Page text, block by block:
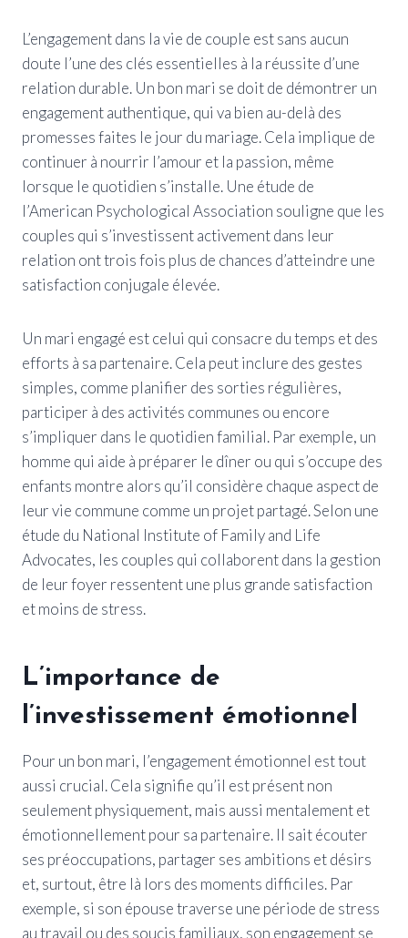
L’engagement dans la vie de couple est sans aucun
doute l’une des clés essentielles à la réussite d’une
relation durable. Un bon mari se doit de démontrer un
engagement authentique, qui va bien au-delà des
promesses faites le jour du mariage. Cela implique de
continuer à nourrir l’amour et la passion, même
lorsque le quotidien s’installe. Une étude de
l’American Psychological Association souligne que les
couples qui s’investissent activement dans leur
relation ont trois fois plus de chances d’atteindre une
satisfaction conjugale élevée.
Un mari engagé est celui qui consacre du temps et des
efforts à sa partenaire. Cela peut inclure des gestes
simples, comme planifier des sorties régulières,
participer à des activités communes ou encore
s’impliquer dans le quotidien familial. Par exemple, un
homme qui aide à préparer le dîner ou qui s’occupe des
enfants montre alors qu’il considère chaque aspect de
leur vie commune comme un projet partagé. Selon une
étude du National Institute of Family and Life
Advocates, les couples qui collaborent dans la gestion
de leur foyer ressentent une plus grande satisfaction
et moins de stress.
L’importance de
l’investissement émotionnel
Pour un bon mari, l’engagement émotionnel est tout
aussi crucial. Cela signifie qu’il est présent non
seulement physiquement, mais aussi mentalement et
émotionnellement pour sa partenaire. Il sait écouter
ses préoccupations, partager ses ambitions et désirs
et, surtout, être là lors des moments difficiles. Par
exemple, si son épouse traverse une période de stress
au travail ou des soucis familiaux, son engagement se